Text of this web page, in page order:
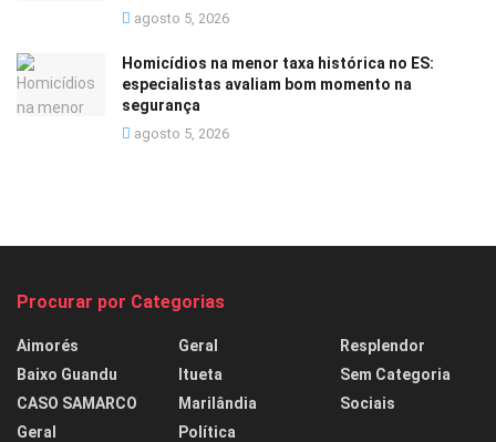
agosto 5, 2026
Homicídios na menor taxa histórica no ES:
especialistas avaliam bom momento na
segurança
agosto 5, 2026
Procurar por Categorias
Aimorés
Baixo Guandu
CASO SAMARCO
Geral
Geral
Itueta
Marilândia
Política
Resplendor
Sem Categoria
Sociais